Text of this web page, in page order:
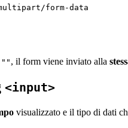
form-data
"" , il form viene inviato alla
<input>
visualizzato e il tipo di dati